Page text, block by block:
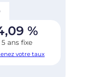
%
5 ans fixe
votre taux